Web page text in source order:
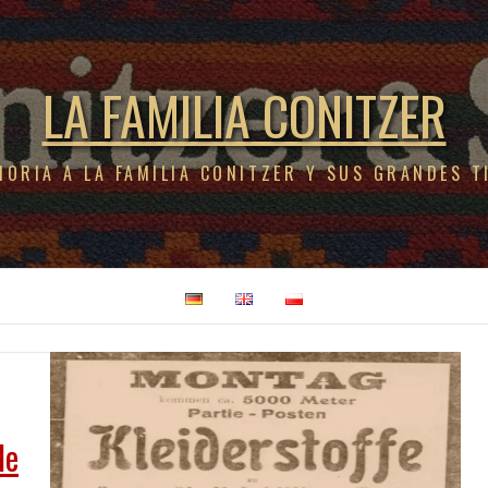
LA FAMILIA CONITZER
A LA FAMILIA CONITZER Y SUS GRANDES